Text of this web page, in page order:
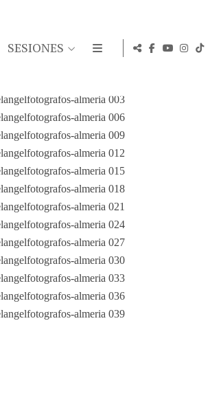
SESIONES